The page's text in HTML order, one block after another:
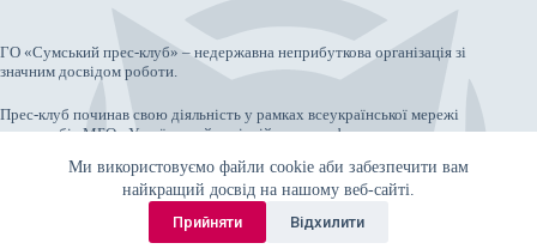
Ми використовуємо файли cookie аби забезпечити вам
найкращий досвід на нашому веб-сайті.
Прийняти
Відхилити
ГО «Сумський прес-клуб» – недержавна неприбуткова організація зі
значним досвідом роботи.
Прес-клуб починав свою діяльність у рамках всеукраїнської мережі
прес-клубів МБО «Український освітній центр реформ».
Як самостійна ГО зареєстрований 18 серпня 2003 року.
Copyright © 2026 - Сумський прес-клуб